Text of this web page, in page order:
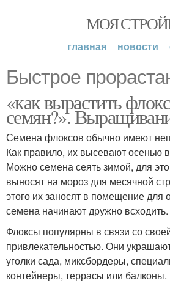
МОЯ
главная новости
Быстрое
«как вырастить
семян?».
Семена флоксов обычно имеют
Как правило, их высевают осенью
Можно семена сеять зимой, для
выносят на мороз для месячной
этого их заносят в помещение для
семена начинают дружно всходить.
Флоксы популярны в связи со
привлекательностью. Они
уголки сада, миксбордеры,
контейнеры, террасы или балконы.